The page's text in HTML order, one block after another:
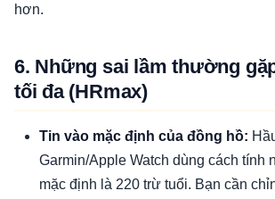
hơn.
6. Những sai lầm thường
tối đa (HRmax)
Tin vào mặc định của đồng hồ:
Garmin/Apple Watch dùng cách tính
mặc định là 220 trừ tuổi. Bạn cần